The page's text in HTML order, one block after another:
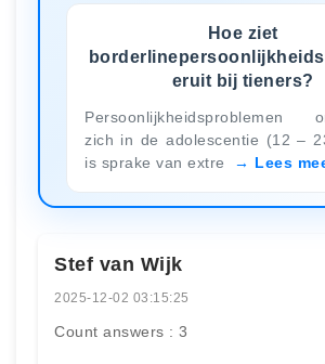
Hoe ziet
eruit bij tieners?
Persoonlijkheidsproblemen
zich in de adolescentie (12 –
is sprake van extre
Lees
Stef van Wijk
2025-12-02 03:15:25
Count answers : 3